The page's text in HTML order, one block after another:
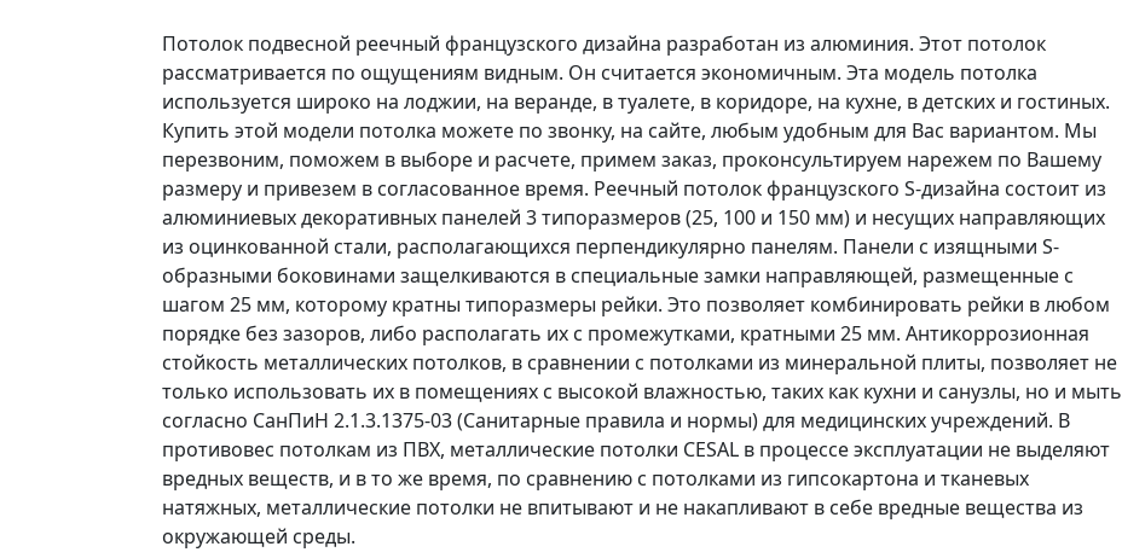
Потолок подвесной реечный французского дизайна разработан из алюминия. Этот потолок
рассматривается по ощущениям видным. Он считается экономичным. Эта модель потолка
используется широко на лоджии, на веранде, в туалете, в коридоре, на кухне, в детских и гостиных.
Купить этой модели потолка можете по звонку, на сайте, любым удобным для Вас вариантом. Мы
перезвоним, поможем в выборе и расчете, примем заказ, проконсультируем нарежем по Вашему
размеру и привезем в согласованное время. Реечный потолок французского S-дизайна состоит из
алюминиевых декоративных панелей 3 типоразмеров (25, 100 и 150 мм) и несущих направляющих
из оцинкованной стали, располагающихся перпендикулярно панелям. Панели с изящными S-
образными боковинами защелкиваются в специальные замки направляющей, размещенные с
шагом 25 мм, которому кратны типоразмеры рейки. Это позволяет комбинировать рейки в любом
порядке без зазоров, либо располагать их с промежутками, кратными 25 мм. Антикоррозионная
стойкость металлических потолков, в сравнении с потолками из минеральной плиты, позволяет не
только использовать их в помещениях с высокой влажностью, таких как кухни и санузлы, но и мыть
согласно СанПиН 2.1.3.1375-03 (Санитарные правила и нормы) для медицинских учреждений. В
противовес потолкам из ПВХ, металлические потолки CESAL в процессе эксплуатации не выделяют
вредных веществ, и в то же время, по сравнению с потолками из гипсокартона и тканевых
натяжных, металлические потолки не впитывают и не накапливают в себе вредные вещества из
окружающей среды.